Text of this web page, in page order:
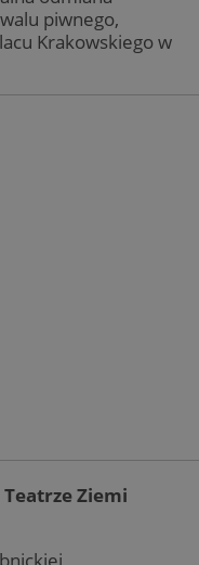
piwnego,
Krakowskiego w
Ziemi